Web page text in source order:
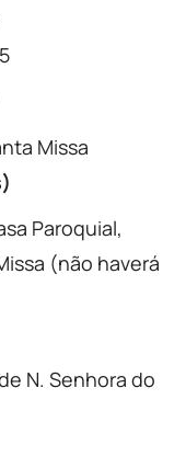
Missa
Paroquial,
(não haverá
N. Senhora do